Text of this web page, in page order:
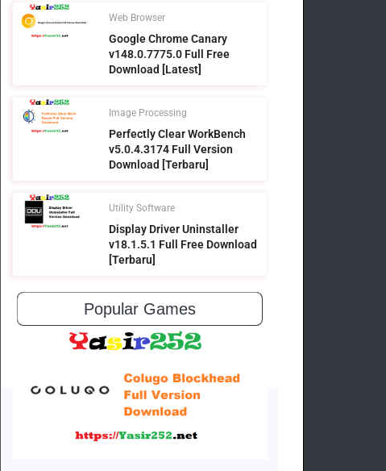
Web Browser
Google Chrome Canary
v148.0.7775.0 Full Free
Download [Latest]
Image Processing
Perfectly Clear WorkBench
v5.0.4.3174 Full Version
Download [Terbaru]
Utility Software
Display Driver Uninstaller
v18.1.5.1 Full Free Download
[Terbaru]
Popular Games